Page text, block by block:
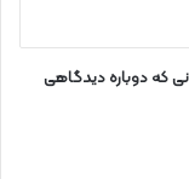
که دوباره دیدگاهی